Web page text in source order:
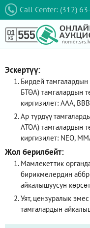
Call Center: (312)
Эскертүү:
Бирдей
БТӨА) тамгалардын
киргизилет: AAA,
Ар түрдүү
АТӨА) тамгалардын
киргизилет: NEO,
Жол берилбейт:
Мамлекеттик
бирикмелердин
айкалышуусун
Уят, цензуралык
тамгалардын